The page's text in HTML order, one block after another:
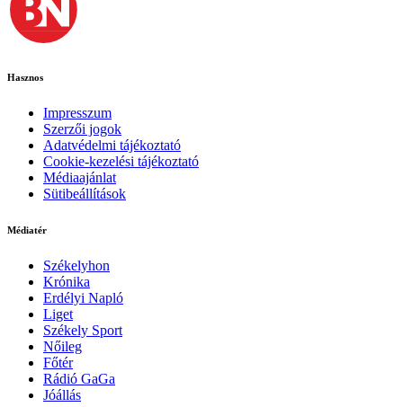
Hasznos
Impresszum
Szerzői jogok
Adatvédelmi tájékoztató
Cookie-kezelési tájékoztató
Médiaajánlat
Sütibeállítások
Médiatér
Székelyhon
Krónika
Erdélyi Napló
Liget
Székely Sport
Nőileg
Főtér
Rádió GaGa
Jóállás